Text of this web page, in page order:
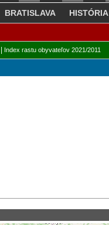
BRATISLAVA HISTÓRIA
Index rastu obyvateľov 2021/2011